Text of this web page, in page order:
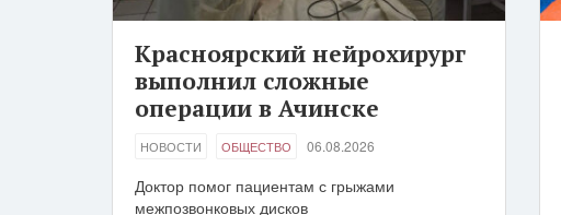
Красноярский нейрохирург
выполнил сложные
операции в Ачинске
НОВОСТИ ОБЩЕСТВО 06.08.2026
Доктор помог пациентам с грыжами
межпозвонковых дисков